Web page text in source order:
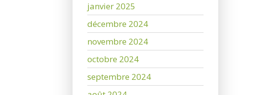
janvier 2025
décembre 2024
novembre 2024
octobre 2024
septembre 2024